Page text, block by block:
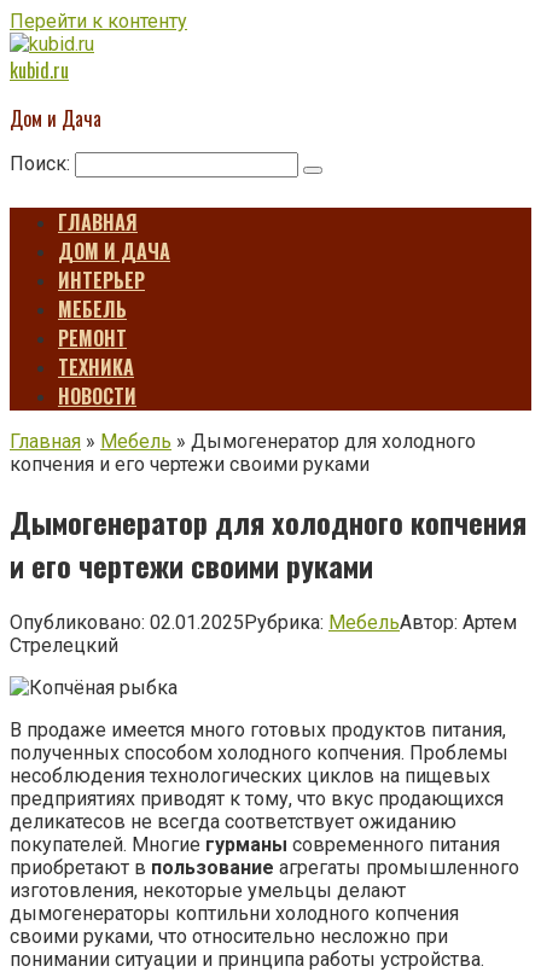
Перейти к контенту
kubid.ru
Дом и Дача
Поиск:
ГЛАВНАЯ
ДОМ И ДАЧА
ИНТЕРЬЕР
МЕБЕЛЬ
РЕМОНТ
ТЕХНИКА
НОВОСТИ
Главная » Мебель » Дымогенератор для холодного
копчения и его чертежи своими руками
Дымогенератор для холодного копчения
и его чертежи своими руками
Опубликовано: 02.01.2025Рубрика: МебельАвтор: Артем
Стрелецкий
В продаже имеется много готовых продуктов питания,
полученных способом холодного копчения. Проблемы
несоблюдения технологических циклов на пищевых
предприятиях приводят к тому, что вкус продающихся
деликатесов не всегда соответствует ожиданию
покупателей. Многие гурманы современного питания
приобретают в пользование агрегаты промышленного
изготовления, некоторые умельцы делают
дымогенераторы коптильни холодного копчения
своими руками, что относительно несложно при
понимании ситуации и принципа работы устройства.